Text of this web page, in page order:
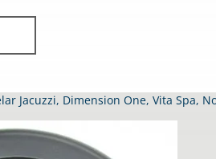
Jacuzzi, Dimension One, Vita Spa,